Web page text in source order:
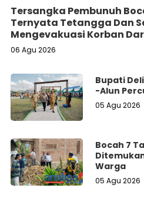
Tersangka Pembunuh
Ternyata Tetangga Dan
Mengevakuasi Korban
06 Agu 2026
Bupati
-Alun
05 Agu 2026
Bocah 7
Warga
05 Agu 2026